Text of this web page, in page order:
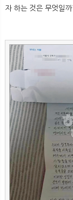
자 하는 것은 무엇일까